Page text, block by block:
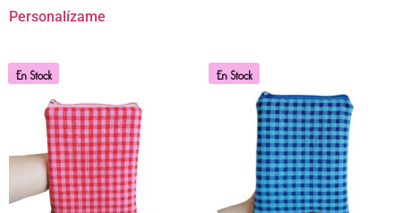
Personalízame
En Stock En Stock